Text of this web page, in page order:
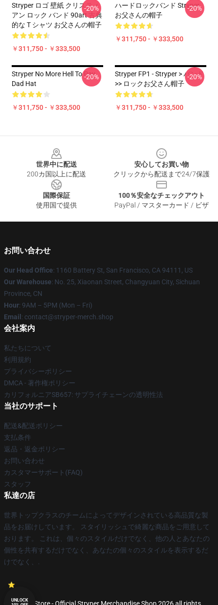
Stryper ロゴ 壁紙 クリスティ
アン ロック バンド 90art 古典
的な T シャツ お父さんの帽子
￥311,750 - ￥333,500
-20%
ハードロックバンド Stryper
お父さんの帽子
￥311,750 - ￥333,500
-20%
Stryper No More Hell To Pay
Dad Hat
￥311,750 - ￥333,500
-20%
Stryper FP1 - Stryper > バンド
>> ロックお父さん帽子
￥311,750 - ￥333,500
-20%
世界中に配送
200カ国以上に配送
安心してお買い物
クリックから配送まで24/7保護
国際保証
使用国で提供
100％安全なチェックアウト
PayPal / マスターカード / ビザ
お問い合わせ
Our Head Office: 1160 Battery St, San Francisco, CA 94111, US
Our Warehouse: No. 25, Xiaonan Street, Changyuan City, Sichuan
Province, CN
Hour: 9AM – 5PM (Mon – Fri)
Email : contact@stryper-merch.shop
会社案内
私たちについて
利用規約
プライバシーポリシー
DMCA - 著作権ポリシー
カリフォルニアSB657: サプライチェーンの透明性法
当社のサポート
配送&配送ポリシー
支払条件
返品・返金ポリシー
お問い合わせ
カスタマーサポート(FAQ)
スタッフ
私達の店
世界トップクラスのチームによってデザインされている高品質な製
品をお届けしています。 スタイリッシュで綺麗な商品をご用意して
おります。 これは、個々のスタイルだけでなく、他の人とあなたの
個性を共有するだけでなく、あなたの個々のスタイルを表示するだ
けでなく、.
UNLOCK